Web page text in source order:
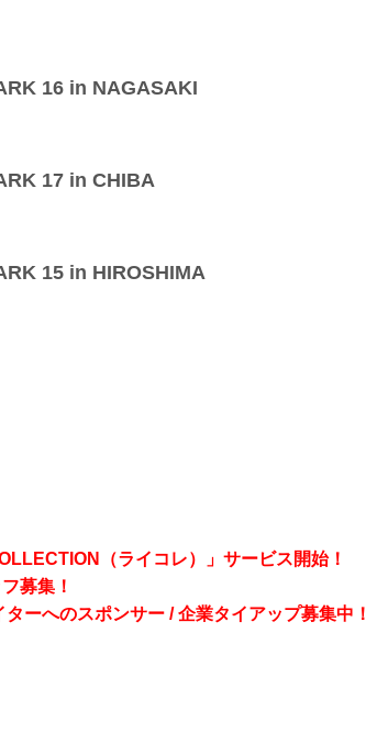
16 in NAGASAKI
17 in CHIBA
15 in HIROSHIMA
（ライコレ）」サービス開始！
募集！
ーへのスポンサー / 企業タイアップ募集中！